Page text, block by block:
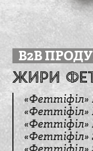
B2B
ЖИРИ
«Феттіфіл»
«Феттіфіл»
«Феттіфіл»
«Феттіфіл»